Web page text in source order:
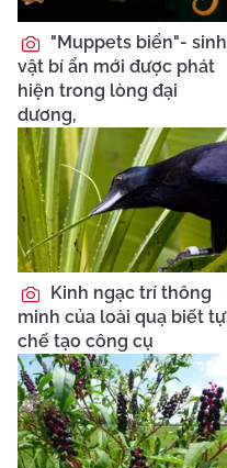
"Muppets biển"- sinh
vật bí ẩn mới được phát
hiện trong lòng đại
dương,
Kinh ngạc trí thông
minh của loài quạ biết tự
chế tạo công cụ